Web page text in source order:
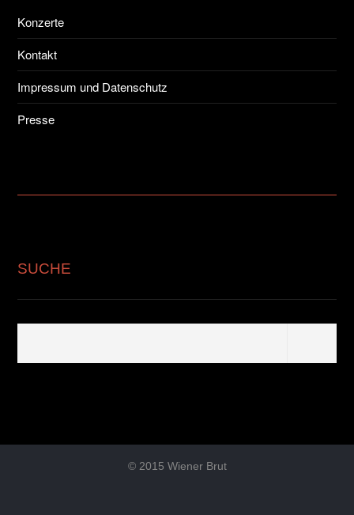
Konzerte
Kontakt
Impressum und Datenschutz
Presse
SUCHE
© 2015 Wiener Brut